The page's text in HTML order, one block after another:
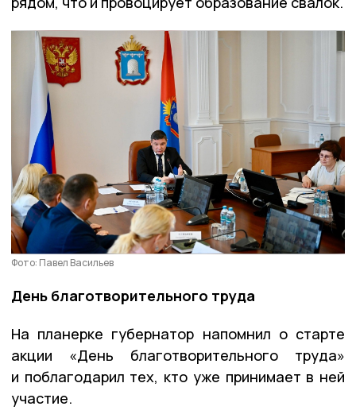
Фото: Павел Васильев
День благотворительного труда
На планерке губернатор напомнил о старте
акции «День благотворительного труда»
и поблагодарил тех, кто уже принимает в ней
участие.